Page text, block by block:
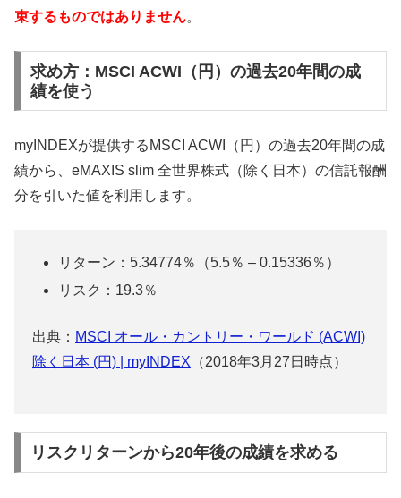
束するものではありません。
求め方：MSCI ACWI（円）の過去20年間の成
績を使う
myINDEXが提供するMSCI ACWI（円）の過去20年間の成
績から、eMAXIS slim 全世界株式（除く日本）の信託報酬
分を引いた値を利用します。
リターン：5.34774％（5.5％ – 0.15336％）
リスク：19.3％
出典： MSCI オール・カントリー・ワールド (ACWI)
除く日本 (円) | myINDEX （2018年3月27日時点）
リスクリターンから20年後の成績を求める